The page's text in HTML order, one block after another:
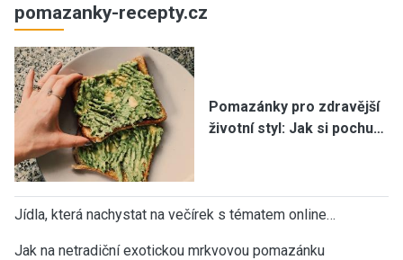
pomazanky-recepty.cz
Pomazánky pro zdravější
životní styl: Jak si pochu…
Jídla, která nachystat na večírek s tématem online…
Jak na netradiční exotickou mrkvovou pomazánku